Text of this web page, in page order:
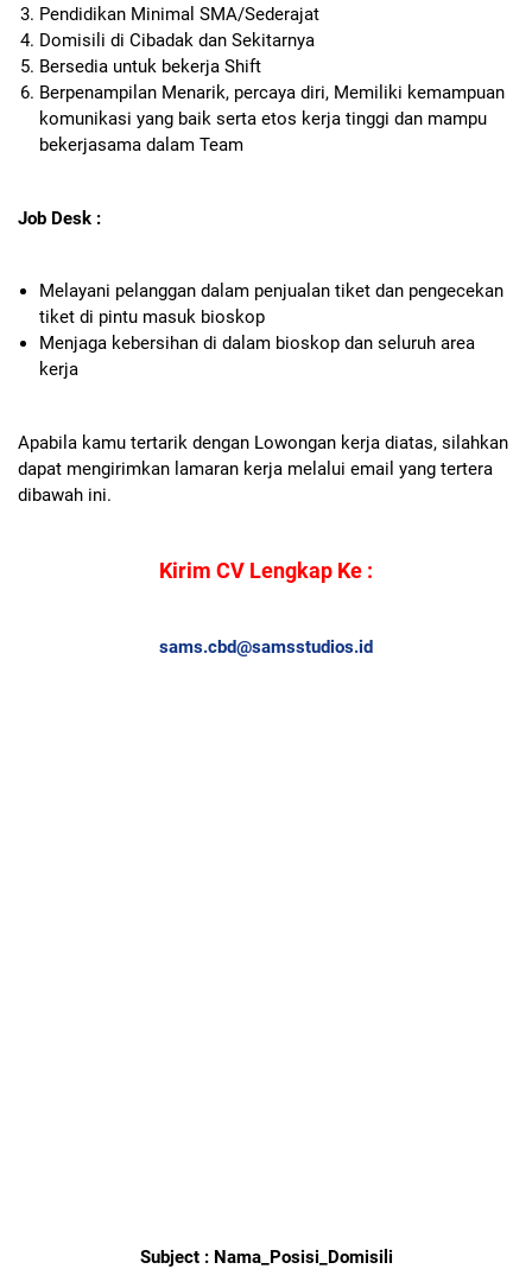
Pendidikan Minimal SMA/Sederajat
Domisili di Cibadak dan Sekitarnya
Bersedia untuk bekerja Shift
Berpenampilan Menarik, percaya diri, Memiliki kemampuan
komunikasi yang baik serta etos kerja tinggi dan mampu
bekerjasama dalam Team
Job Desk :
Melayani pelanggan dalam penjualan tiket dan pengecekan
tiket di pintu masuk bioskop
Menjaga kebersihan di dalam bioskop dan seluruh area
kerja
Apabila kamu tertarik dengan Lowongan kerja diatas, silahkan
dapat mengirimkan lamaran kerja melalui email yang tertera
dibawah ini.
Kirim CV Lengkap Ke :
sams.cbd@samsstudios.id
Subject : Nama_Posisi_Domisili